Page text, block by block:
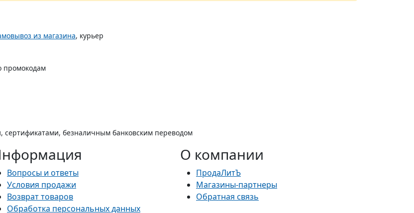
из магазина, курьер
промокодам
безналичным банковским переводом
Вопросы и ответы
Условия продажи
Возврат товаров
Обработка персональных данных
О компании
ПродаЛитЪ
Магазины-партнеры
Обратная связь